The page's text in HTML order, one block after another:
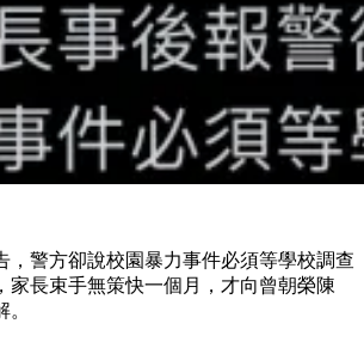
，警方卻說校園暴力事件必須等學校調查
家長束手無策快一個月，才向曾朝榮陳